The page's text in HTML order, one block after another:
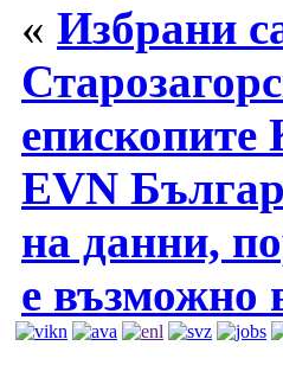
« Избрани
EVN
на данни,
е възможно